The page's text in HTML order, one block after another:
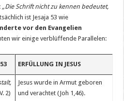
„Die Schrift nicht zu kennen bedeutet,
ist Jesaja 53 wie
vor den Evangelien
wir einige verblüffende Parallelen:
ERFÜLLUNG IN JESUS
2)
Jesus wurde in Armut geboren
und verachtet (Joh 1,46).